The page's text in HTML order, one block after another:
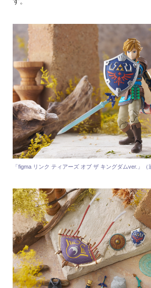
「figma リンク ティアーズ オブ ザ キングダムver.」（